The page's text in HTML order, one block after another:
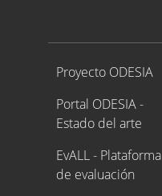
Proyecto ODESIA
Proyecto ODESIA
Portal ODESIA -
Estado del arte
EvALL - Plataforma
de evaluación